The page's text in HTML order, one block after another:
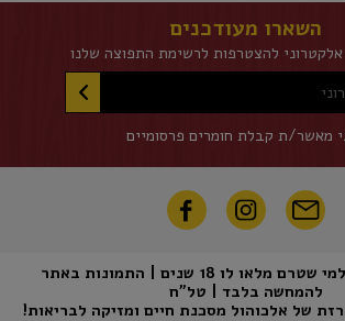
השארו מעודכנים
אלקטרוני להצטרפות לרשימת התפוצה שלנו
מאשר/ת קבלת חומרים פרסומיים
המכירה אסורה למי שטרם מלאו לו 18 שנים | התמונות באתר
להמחשה בלבד | טל"ח
של אלכוהול מסכנת חיים ומזיקה לבריאות!